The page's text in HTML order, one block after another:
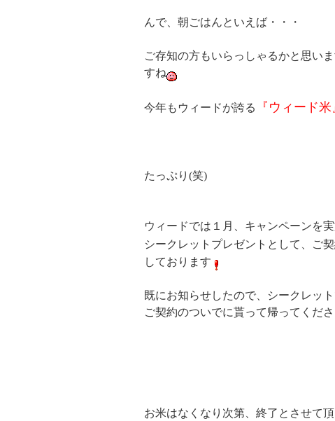
んで、朝ごはんといえば・・・
ご存知の方もいらっしゃるかと思い
すね
今年もウィードが誇る 『ウィード米
たっぷり(笑)
ウィードでは１月、キャンペーンを
シークレットプレゼントとして、ご
しております
既にお知らせしたので、シークレッ
ご契約のついでに貰って帰ってくだ
お米はなくなり次第、終了とさせて